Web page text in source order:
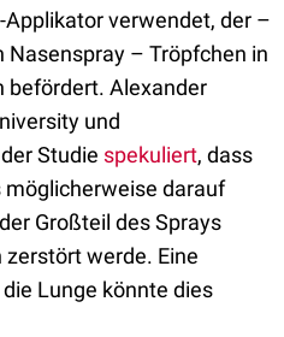
verwendet, der –
– Tröpfchen in
befördert. Alexander
und
Studie spekuliert, dass
möglicherweise darauf
Großteil des Sprays
werde. Eine
Lunge könnte dies